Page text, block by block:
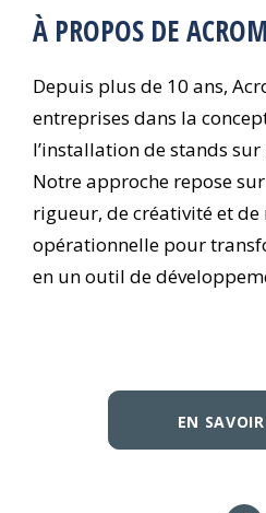
À PROPOS DE
Depuis plus de 10 ans,
entreprises dans la
l’installation de stands sur
Notre approche repose
rigueur, de créativité et
opérationnelle pour
en un outil de
EN